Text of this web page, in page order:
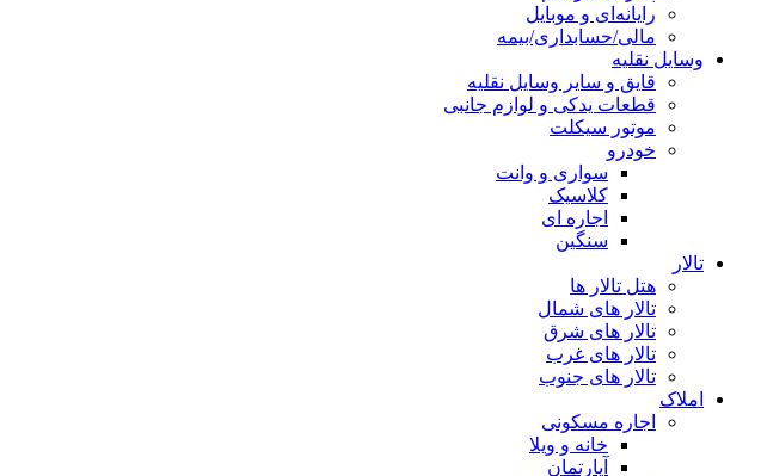
رایانه‌ای و موبایل
مالی/حسابداری/بیمه
وسایل نقلیه
قایق و سایر وسایل نقلیه
قطعات یدکی و لوازم جانبی
موتور سیکلت
خودرو
سواری و وانت
کلاسیک
اجاره ای
سنگین
تالار
هتل تالار ها
تالار های شمال
تالار های شرق
تالار های غرب
تالار های جنوب
املاک
اجاره مسکونی
خانه و ویلا
آپارتمان